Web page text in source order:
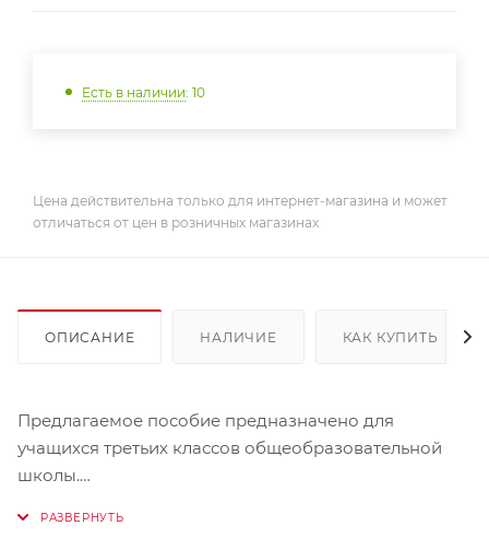
Есть в наличии: 10
Цена действительна только для интернет-магазина и может
отличаться от цен в розничных магазинах
ОПИСАНИЕ НАЛИЧИЕ КАК КУПИТЬ
Предлагаемое пособие предназначено для
учащихся третьих классов общеобразовательной
школы.